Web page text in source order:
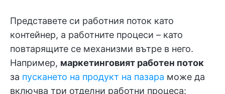
Представете си работния поток като
контейнер, а работните процеси – като
повтарящите се механизми вътре в него.
Например, маркетинговият работен поток
за пускането на продукт на пазара може да
включва три отделни работни процеса: